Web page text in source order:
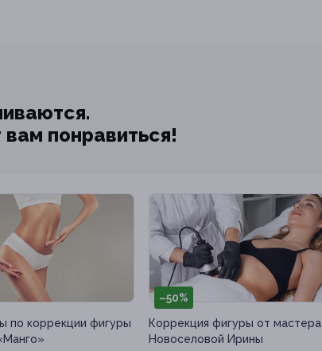
понравиться!
по коррекции фигуры
–50%
Коррекция фигуры от мастера
Новоселовой Ирины